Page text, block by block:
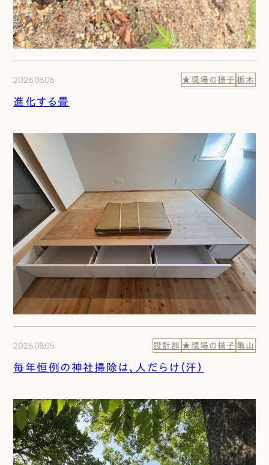
2026.08.06 ★現場の様子 栃木
進化する畳
2026.08.05 設計部 ★現場の様子 亀山
毎年恒例の神社掃除は、人だらけ（汗）